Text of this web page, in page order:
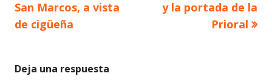
de
anterior
San Marcos, a vista
de cigüeña
siguiente
y la portada de la
Prioral
Deja una respuesta